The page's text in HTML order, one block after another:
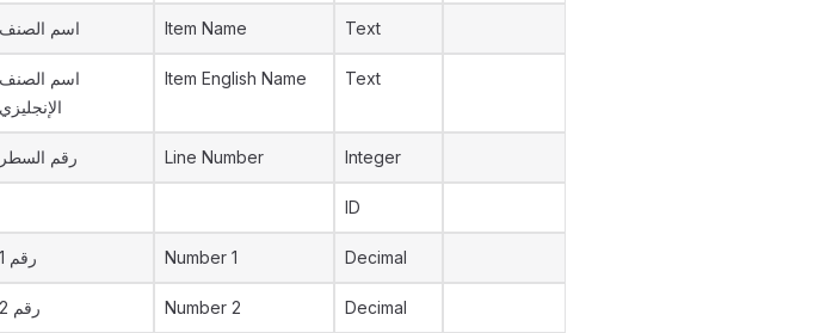
اسم الصنف Item Name Text
اسم الصنف
الإنجليزي
Item English Name Text
رقم السطر Line Number Integer
ID
رقم 1 Number 1 Decimal
رقم 2 Number 2 Decimal